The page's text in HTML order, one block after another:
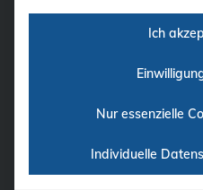
Finanzierung
Fortbildung
Ich
Nur essenzielle
Individuelle